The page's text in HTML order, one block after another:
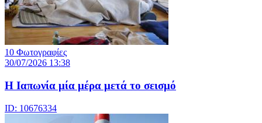
10 Φωτογραφίες
30/07/2026 13:38
Η Ιαπωνία μία μέρα μετά το σεισμό
ID: 10676334